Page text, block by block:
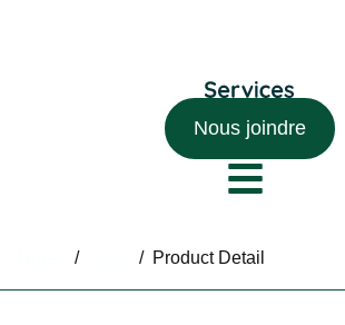
Nous joindre
/ / Product Detail